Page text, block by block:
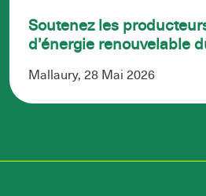
Soutenez les
d’énergie renouvelable
Mallaury, 28 Mai 2026